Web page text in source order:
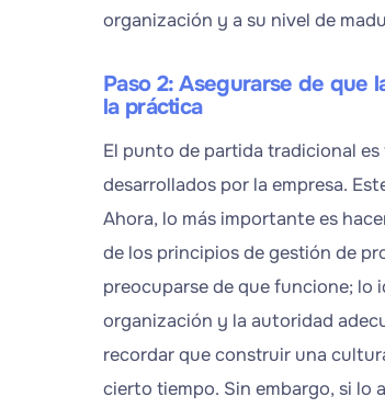
organización y a su nivel de
Paso 2: Asegurarse de que
la práctica
El punto de partida tradicional
desarrollados por la empresa.
Ahora, lo más importante es
de los principios de gestión de
preocuparse de que funcione; lo
organización y la autoridad
recordar que construir una
cierto tiempo. Sin embargo, si lo